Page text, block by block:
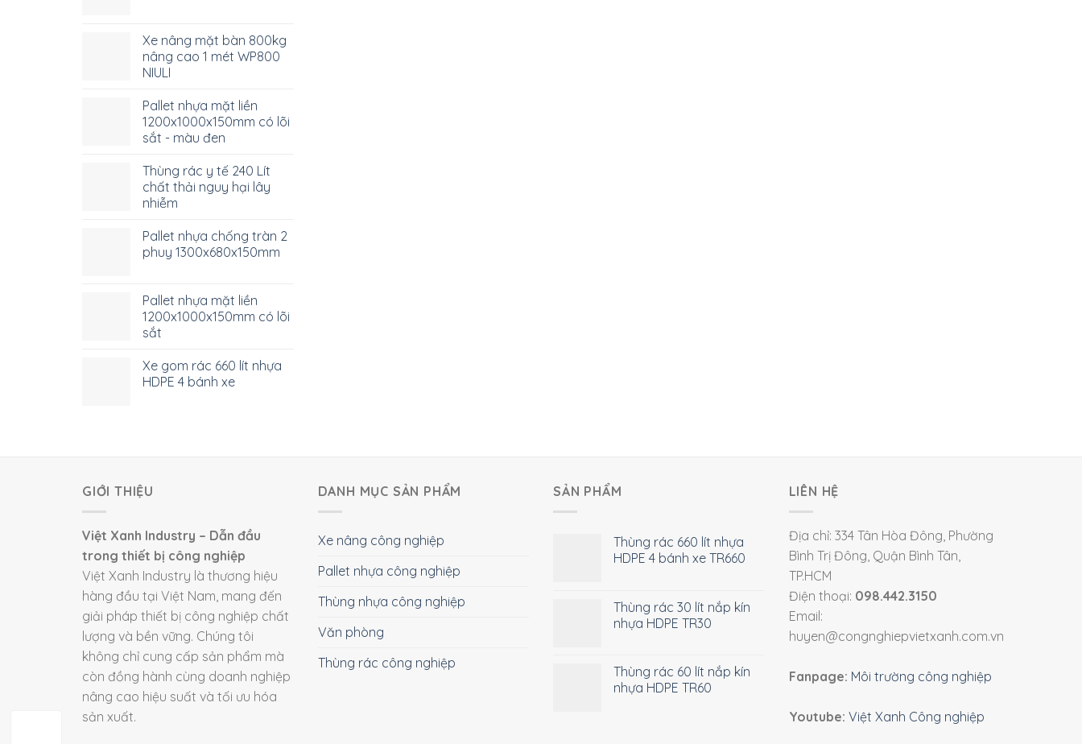
Xe nâng mặt bàn 800kg
nâng cao 1 mét WP800
NIULI
Pallet nhựa mặt liền
1200x1000x150mm có lõi
sắt - màu đen
Thùng rác y tế 240 Lít
chất thải nguy hại lây
nhiễm
Pallet nhựa chống tràn 2
phuy 1300x680x150mm
Pallet nhựa mặt liền
1200x1000x150mm có lõi
sắt
Xe gom rác 660 lít nhựa
HDPE 4 bánh xe
GIỚI THIỆU
Việt Xanh Industry – Dẫn đầu
trong thiết bị công nghiệp
Việt Xanh Industry là thương hiệu
hàng đầu tại Việt Nam, mang đến
giải pháp thiết bị công nghiệp chất
lượng và bền vững. Chúng tôi
không chỉ cung cấp sản phẩm mà
còn đồng hành cùng doanh nghiệp
nâng cao hiệu suất và tối ưu hóa
sản xuất.
DANH MỤC SẢN PHẨM
Xe nâng công nghiệp
Pallet nhựa công nghiệp
Thùng nhựa công nghiệp
Văn phòng
Thùng rác công nghiệp
SẢN PHẨM
Thùng rác 660 lít nhựa
HDPE 4 bánh xe TR660
Thùng rác 30 lít nắp kín
nhựa HDPE TR30
Thùng rác 60 lít nắp kín
nhựa HDPE TR60
LIÊN HỆ
Địa chỉ: 334 Tân Hòa Đông, Phường
Bình Trị Đông, Quận Bình Tân,
TP.HCM
Điện thoại: 098.442.3150
Email:
huyen@congnghiepvietxanh.com.vn
Fanpage: Môi trường công nghiệp
Youtube: Việt Xanh Công nghiệp